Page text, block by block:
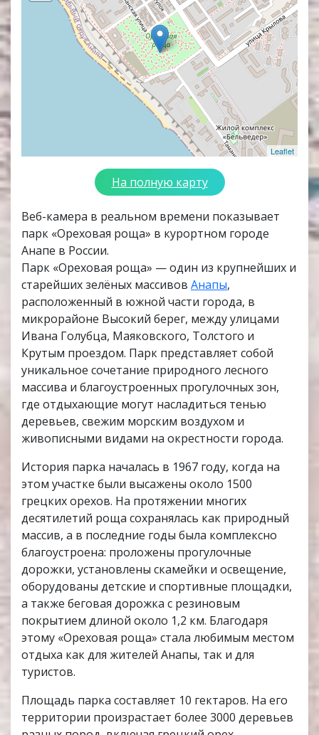
Leaflet
На полную карту
Веб-камера в реальном времени показывает
парк «Ореховая роща» в курортном городе
Анапе в России.
Парк «Ореховая роща» — один из крупнейших и
старейших зелёных массивов Анапы,
расположенный в южной части города, в
микрорайоне Высокий берег, между улицами
Ивана Голубца, Маяковского, Толстого и
Крутым проездом. Парк представляет собой
уникальное сочетание природного лесного
массива и благоустроенных прогулочных зон,
где отдыхающие могут насладиться тенью
деревьев, свежим морским воздухом и
живописными видами на окрестности города.
История парка началась в 1967 году, когда на
этом участке были высажены около 1500
грецких орехов. На протяжении многих
десятилетий роща сохранялась как природный
массив, а в последние годы была комплексно
благоустроена: проложены прогулочные
дорожки, установлены скамейки и освещение,
оборудованы детские и спортивные площадки,
а также беговая дорожка с резиновым
покрытием длиной около 1,2 км. Благодаря
этому «Ореховая роща» стала любимым местом
отдыха как для жителей Анапы, так и для
туристов.
Площадь парка составляет 10 гектаров. На его
территории произрастает более 3000 деревьев